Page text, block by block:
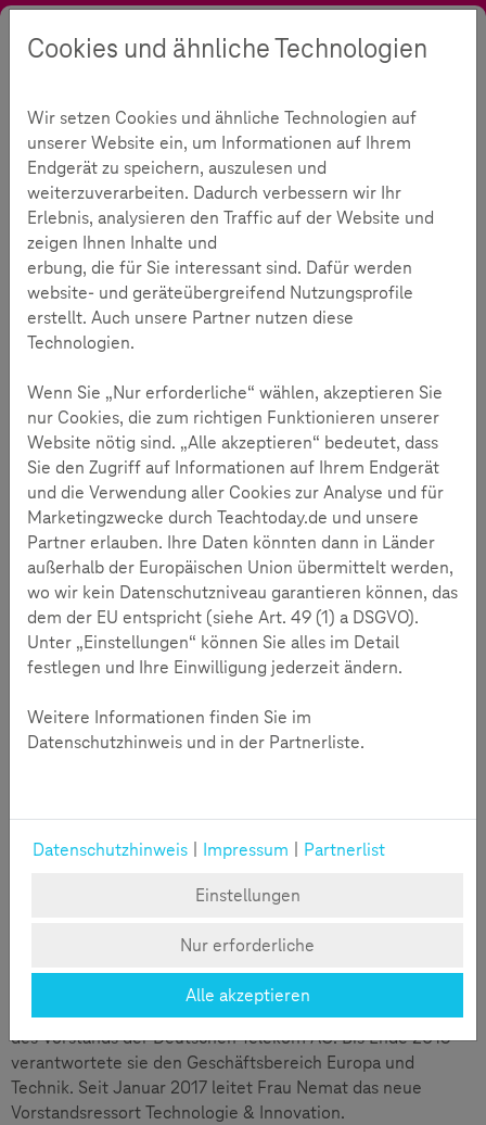
Suche Kontrast Sprache
Claudia Nemat im Interview
"Irgendwann wird das
Smartphone im Museum sein"
5
In der digitalen Welt ist es wichtig, nicht alles für
selbstverständlich zu nehmen und sich selber schlau
machen. Aber ist das immer so leicht?
Denn wie hängen diesbezüglich Kommunikation und
Innovation zusammen? Telekom-Vorstand Claudia Nemat
spricht im Interview darüber, wie sich unsere
Kommunikation verändern wird und welche Verantwortung
sich daraus für jeden einzelnen ergibt.
Interview
Zustimmung erforderlich
dessen Daten an Youtube übermittelt werden.
Soll das für alle externen Inhalte gelten, klicken Sie bitte auf "Cookies
verwalten".
Zur Person:Claudia Nemat ist seit Oktober 2011 Mitglied
des Vorstands der Deutschen Telekom AG. Bis Ende 2016
verantwortete sie den Geschäftsbereich Europa und
Technik. Seit Januar 2017 leitet Frau Nemat das neue
Vorstandsressort Technologie & Innovation.
Cookies und ähnliche Technologien
Wir setzen Cookies und ähnliche Technologien auf
unserer Website ein, um Informationen auf Ihrem
Endgerät zu speichern, auszulesen und
weiterzuverarbeiten. Dadurch verbessern wir Ihr
Erlebnis, analysieren den Traffic auf der Website und
zeigen Ihnen Inhalte und
erbung, die für Sie interessant sind. Dafür werden
website- und geräteübergreifend Nutzungsprofile
erstellt. Auch unsere Partner nutzen diese
Technologien.
Wenn Sie „Nur erforderliche“ wählen, akzeptieren Sie
nur Cookies, die zum richtigen Funktionieren unserer
Website nötig sind. „Alle akzeptieren“ bedeutet, dass
Sie den Zugriff auf Informationen auf Ihrem Endgerät
und die Verwendung aller Cookies zur Analyse und für
Marketingzwecke durch Teachtoday.de und unsere
Partner erlauben. Ihre Daten könnten dann in Länder
außerhalb der Europäischen Union übermittelt werden,
wo wir kein Datenschutzniveau garantieren können, das
dem der EU entspricht (siehe Art. 49 (1) a DSGVO).
Unter „Einstellungen“ können Sie alles im Detail
festlegen und Ihre Einwilligung jederzeit ändern.
Weitere Informationen finden Sie im
Datenschutzhinweis und in der Partnerliste.
Datenschutzhinweis Impressum
Partnerlist
Einstellungen
Nur erforderliche
Alle akzeptieren